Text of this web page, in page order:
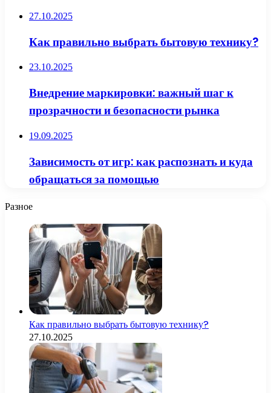
27.10.2025
Как правильно выбрать бытовую технику?
23.10.2025
Внедрение маркировки: важный шаг к
прозрачности и безопасности рынка
19.09.2025
Зависимость от игр: как распознать и куда
обращаться за помощью
Разное
Как правильно выбрать бытовую технику?
27.10.2025